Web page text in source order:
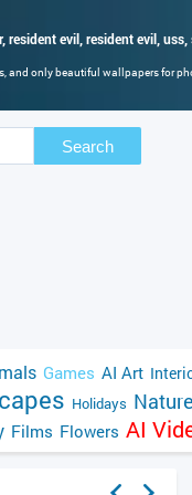
resident evil, resident evil,
and only beautiful wallpapers for
Search
Games AI Art
Holidays Nature
Films Flowers AI